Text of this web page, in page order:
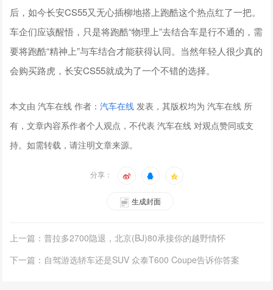
后，如今长安CS55又无心插柳地搭上跑酷这个热点红了一把。
车企们应该醒悟，只是将跑酷“物理上”去结合车是行不通的，需
要将跑酷“精神上”与车结合才能获得认同。当然年轻人很少真的
会购买路虎，长安CS55就成为了一个不错的选择。
本文由 汽车在线 作者：汽车在线 发表，其版权均为 汽车在线 所
有，文章内容系作者个人观点，不代表 汽车在线 对观点赞同或支
持。如需转载，请注明文章来源。
分享：
生成封面
上一篇：普拉多2700隐退，北京(BJ)80承接你的越野情怀
下一篇：自驾游选轿车还是SUV 众泰T600 Coupe告诉你答案